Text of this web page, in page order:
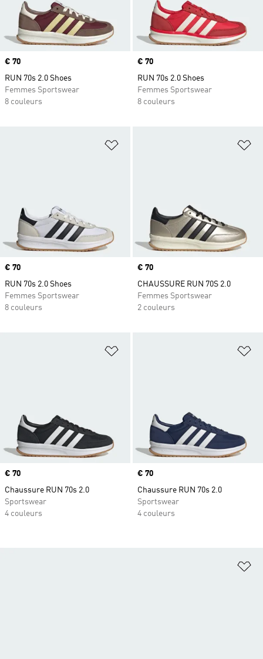
Prix
€ 70
RUN 70s 2.0 Shoes
Femmes Sportswear
8 couleurs
Prix
€ 70
RUN 70s 2.0 Shoes
Femmes Sportswear
8 couleurs
Ajouter à la Liste de produits
Prix
€ 70
RUN 70s 2.0 Shoes
Femmes Sportswear
8 couleurs
Prix
€ 70
CHAUSSURE RUN 70S 2.0
Femmes Sportswear
2 couleurs
Ajouter à la Liste de produits
Prix
€ 70
Chaussure RUN 70s 2.0
Sportswear
4 couleurs
Prix
€ 70
Chaussure RUN 70s 2.0
Sportswear
4 couleurs